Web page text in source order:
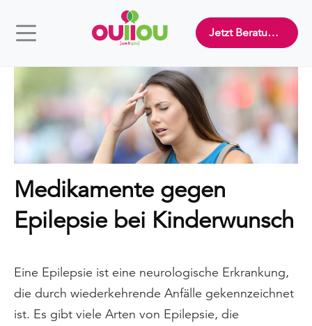
Jetzt Beratung buchen
Medikamente gegen
Epilepsie bei Kinderwunsch
Eine Epilepsie ist eine neurologische Erkrankung,
die durch wiederkehrende Anfälle gekennzeichnet
ist. Es gibt viele Arten von Epilepsie, die